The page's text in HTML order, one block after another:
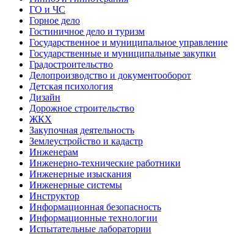
ГО и ЧС
Горное дело
Гостиничное дело и туризм
Государственное и муниципальное управление
Государственные и муниципальные закупки
Градостроительство
Делопроизводство и документооборот
Детская психология
Дизайн
Дорожное строительство
ЖКХ
Закупочная деятельность
Землеустройство и кадастр
Инженерам
Инженерно-технические работники
Инженерные изыскания
Инженерные системы
Инструктор
Информационная безопасность
Информационные технологии
Испытательные лаборатории